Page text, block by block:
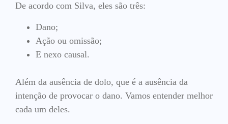
De acordo com Silva, eles são três:
Dano;
Ação ou omissão;
E nexo causal.
Além da ausência de dolo, que é a ausência da
intenção de provocar o dano. Vamos entender melhor
cada um deles.